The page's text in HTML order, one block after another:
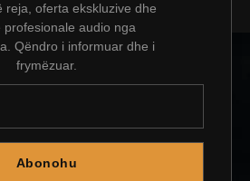
reja, oferta ekskluzive dhe
profesionale audio nga
Qëndro i informuar dhe i
frymëzuar.
Abonohu